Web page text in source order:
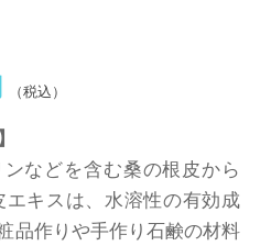
（税込）
などを含む桑の根皮から
エキスは、水溶性の有効成
品作りや手作り石鹸の材料